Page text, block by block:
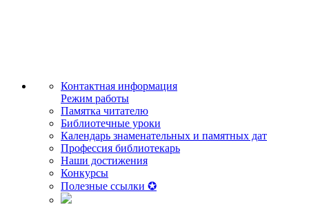
Контактная информация
Режим работы
Памятка читателю
Библиотечные уроки
Календарь знаменательных и памятных дат
Профессия библиотекарь
Наши достижения
Конкурсы
Полезные ссылки ✪